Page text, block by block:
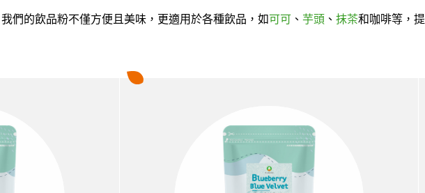
我們的飲品粉不僅方便且美味，更適用於各種飲品，如可可 、 芋頭 、 抹茶和咖啡等，